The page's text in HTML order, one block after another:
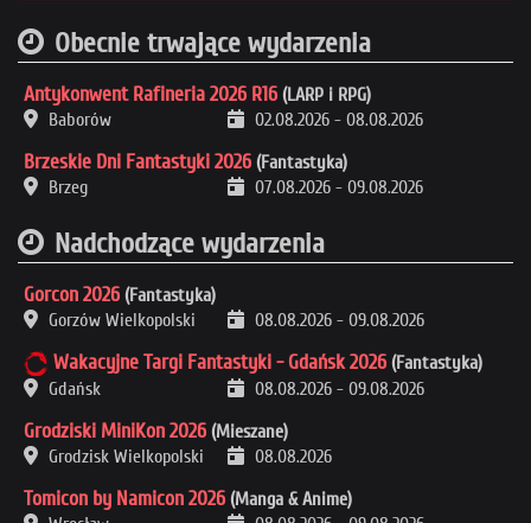
Obecnie trwające wydarzenia
Antykonwent Rafineria 2026 R16 (LARP i RPG)
Baborów
02.08.2026 - 08.08.2026
Brzeskie Dni Fantastyki 2026 (Fantastyka)
Brzeg
07.08.2026 - 09.08.2026
Nadchodzące wydarzenia
Gorcon 2026 (Fantastyka)
Gorzów Wielkopolski
08.08.2026 - 09.08.2026
Wakacyjne Targi Fantastyki - Gdańsk 2026 (Fantastyka)
Gdańsk
08.08.2026 - 09.08.2026
Grodziski MiniKon 2026 (Mieszane)
Grodzisk Wielkopolski
08.08.2026
Tomicon by Namicon 2026 (Manga & Anime)